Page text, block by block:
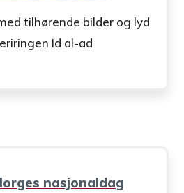
tilhørende bilder og lyd
Id al-ad
nasjonaldag